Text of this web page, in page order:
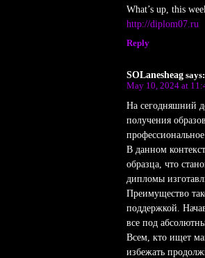
What’s up, this
http://diplom07.ru
Reply
SOLanesheag says:
May 10, 2024 at
На сегодняшний
получения
В данном
образца, что
дипломы
Преимущество
поддержкой.
все под
Всем, кто ищет
избежать